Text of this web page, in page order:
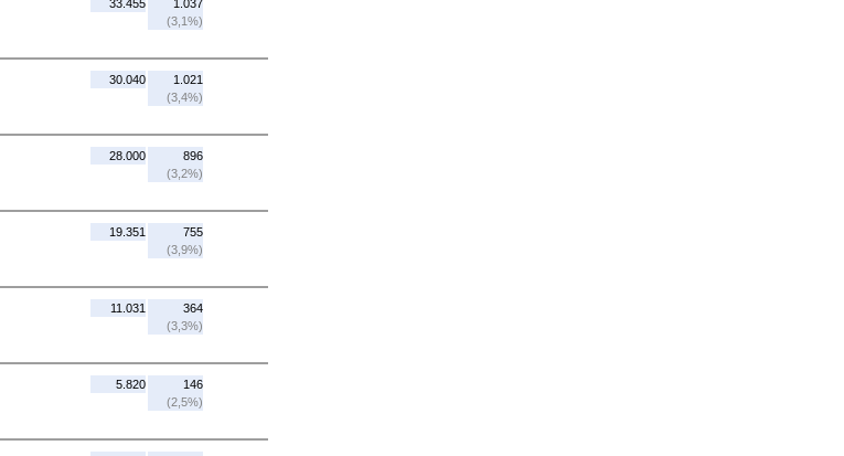
33.455
1.037
(3,1%)
30.040
1.021
(3,4%)
28.000
896
(3,2%)
19.351
755
(3,9%)
11.031
364
(3,3%)
5.820
146
(2,5%)